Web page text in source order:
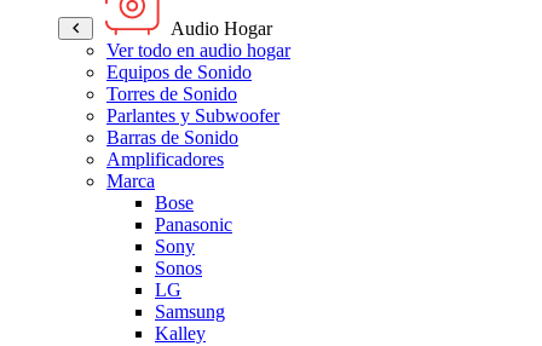
Audio Hogar
Ver todo en audio hogar
Equipos de Sonido
Torres de Sonido
Parlantes y Subwoofer
Barras de Sonido
Amplificadores
Marca
Bose
Panasonic
Sony
Sonos
LG
Samsung
Kalley